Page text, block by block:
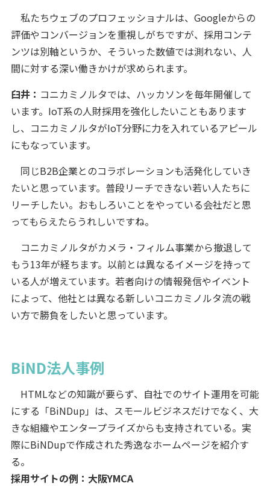
私たちウェブのプロフェッショナルは、Googleからの
評価やコンバージョンを重視しがちですが、採用コンテ
ンツは別軸というか、そういった数値では測れない、人
間に対する深い働きかけが求められます。
臼井： コニカミノルタでは、ハッカソンを毎年開催して
います。IoT系の人財採用を強化したいこともあります
し、コニカミノルタがIoT分野に力を入れているアピール
にもなっています。
同じB2B企業とのコラボレーションも活発化していき
たいと思っています。普段リーチできない若い人たちに
リーチしたい。おもしろいことをやっている会社だと思
ってもらえたらうれしいですね。
コニカミノルタがカメラ・フィルム事業から撤退して
もう13年が経ちます。以前とは異なるイメージを持って
いる人が増えています。若者向けの情報発信やイベント
によって、他社とは異なる新しいコニカミノルタ流の戦
い方で勝負をしたいと思っています。
BiND法人事例
HTMLなどの知識が要らず、自社でのサイト運用を可能
にする「BiNDup」は、スモールビジネスだけでなく、大
きな組織やエンタープライズからも支持されている。実
際にBiNDupで作成された秀逸なホームページを紹介す
る。
採用サイトの例：大阪YMCA